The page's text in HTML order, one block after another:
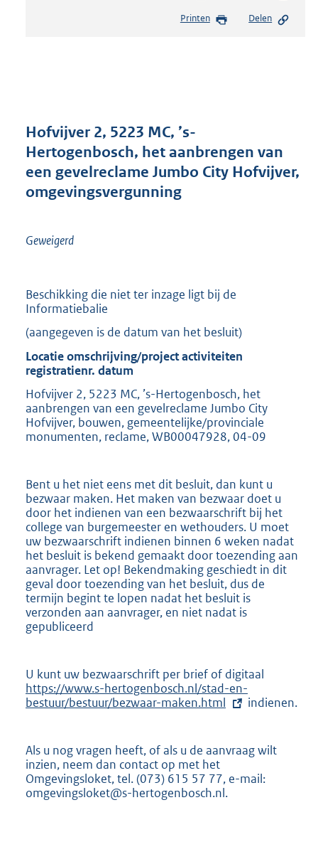
s
o
t
b
Printen Delen
Hofvijver 2, 5223 MC, ’s-
Hertogenbosch, het aanbrengen van
een gevelreclame Jumbo City Hofvijver,
omgevingsvergunning
Geweigerd
Beschikking die niet ter inzage ligt bij de
Informatiebalie
(aangegeven is de datum van het besluit)
Locatie omschrijving/project activiteiten
registratienr. datum
Hofvijver 2, 5223 MC, ’s-Hertogenbosch, het
aanbrengen van een gevelreclame Jumbo City
Hofvijver, bouwen, gemeentelijke/provinciale
monumenten, reclame, WB00047928, 04-09
Bent u het niet eens met dit besluit, dan kunt u
bezwaar maken. Het maken van bezwaar doet u
door het indienen van een bezwaarschrift bij het
college van burgemeester en wethouders. U moet
uw bezwaarschrift indienen binnen 6 weken nadat
het besluit is bekend gemaakt door toezending aan
aanvrager. Let op! Bekendmaking geschiedt in dit
geval door toezending van het besluit, dus de
termijn begint te lopen nadat het besluit is
verzonden aan aanvrager, en niet nadat is
gepubliceerd
U kunt uw bezwaarschrift per brief of digitaal
t
n
e
l
i
https://www.s-hertogenbosch.nl/stad-en-
bestuur/bestuur/bezwaar-maken.html
indienen.
Als u nog vragen heeft, of als u de aanvraag wilt
inzien, neem dan contact op met het
Omgevingsloket, tel. (073) 615 57 77, e-mail:
omgevingsloket@s-hertogenbosch.nl.